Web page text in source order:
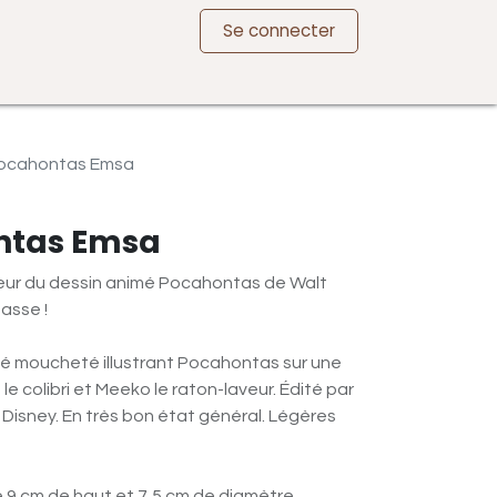
Se connecter
Emsa
Emsa
du dessin animé Pocahontas de Walt
!
moucheté illustrant Pocahontas sur une
colibri et Meeko le raton-laveur. Édité par
En très bon état général. Légères